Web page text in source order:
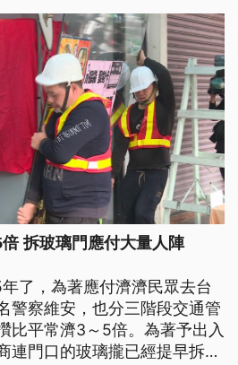
拆玻璃門應付大量人陣
了，為著應付濟濟民眾去台
警察維安，也分三階段交通管
比平常濟3～5倍。為著予出入
連門口的玻璃攏已經提早拆